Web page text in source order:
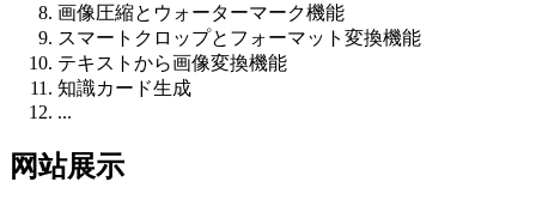
画像圧縮とウォーターマーク機能
スマートクロップとフォーマット変換機能
テキストから画像変換機能
知識カード生成
...
网站展示